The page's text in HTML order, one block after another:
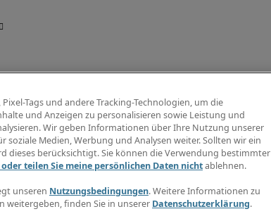
Info Center
Jobübersicht
Gehaltsübersicht
E-Learning
Tags und andere Tracking-Technologien, um die
und Anzeigen zu personalisieren sowie Leistung und
Wir geben Informationen über Ihre Nutzung unserer
soziale Medien, Werbung und Analysen weiter. Sollten wir ein
dieses berücksichtigt. Sie können die Verwendung bestimmter
teilen Sie meine persönlichen Daten nichtablehnen.
unseren Nutzungsbedingungen. Weitere Informationen zu
weitergeben, finden Sie in unserer Datenschutzerklärung.